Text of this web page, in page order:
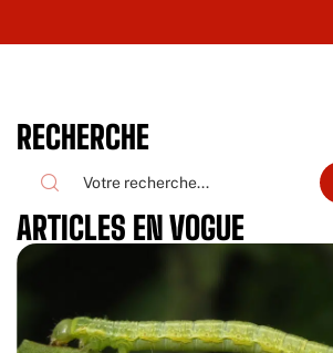
RECHERCHE
ARTICLES EN VOGUE